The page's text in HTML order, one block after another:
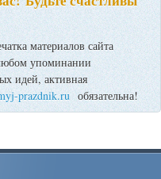
материалов сайта
упоминании
идей, активная
prazdnik.ru обязательна!